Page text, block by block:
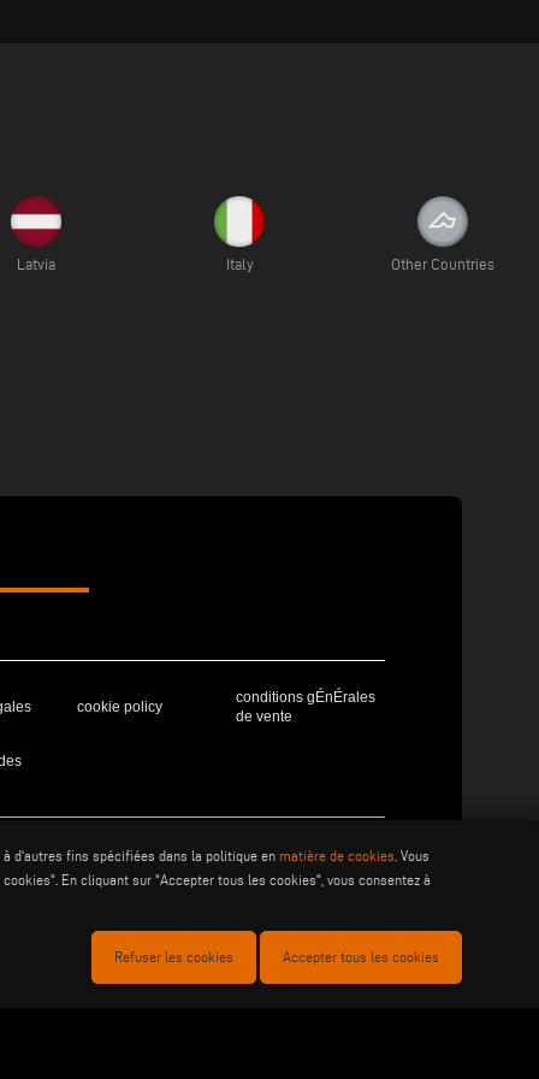
Latvia Italy Other Countries
cookie policy
conditions gÉnÉrales
de vente
Soliera (MO) - ITALY - C.F - P.IVA 02057270361
d'autres fins spécifiées dans la politique en matière de cookies . Vous
En cliquant sur "Accepter tous les cookies", vous consentez à
Refuser les cookies Accepter tous les cookies